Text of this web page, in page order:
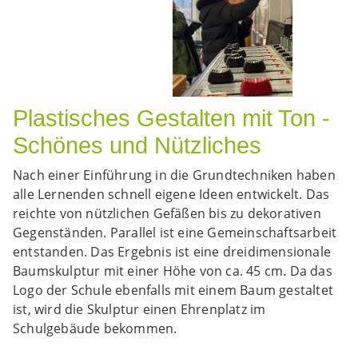
Plastisches Gestalten mit Ton -
Schönes und Nützliches
Nach einer Einführung in die Grundtechniken haben
alle Lernenden schnell eigene Ideen entwickelt. Das
reichte von nützlichen Gefäßen bis zu dekorativen
Gegenständen. Parallel ist eine Gemeinschaftsarbeit
entstanden. Das Ergebnis ist eine dreidimensionale
Baumskulptur mit einer Höhe von ca. 45 cm. Da das
Logo der Schule ebenfalls mit einem Baum gestaltet
ist, wird die Skulptur einen Ehrenplatz im
Schulgebäude bekommen.